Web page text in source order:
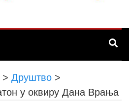
> Друштво >
у оквиру Дана Врања